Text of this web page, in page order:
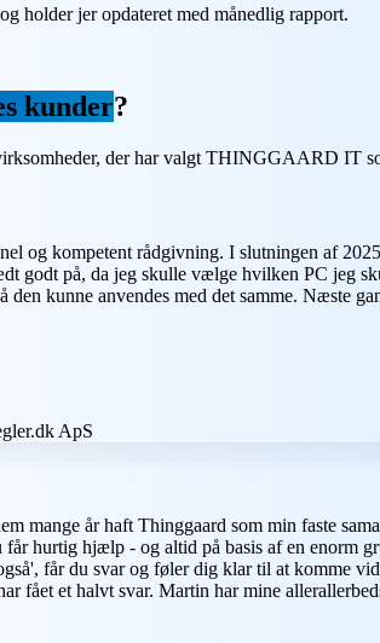
holder jer opdateret med månedlig rapport.
kunder?
der har valgt THINGGAARD IT
og kompetent rådgivning. I slutningen af
godt på, da jeg skulle vælge hvilken PC jeg
den kunne anvendes med det samme. Næste
ApS
mange år haft Thinggaard som min faste
hurtig hjælp - og altid på basis af en enorm
får du svar og føler dig klar til at komme
fået et halvt svar. Martin har mine